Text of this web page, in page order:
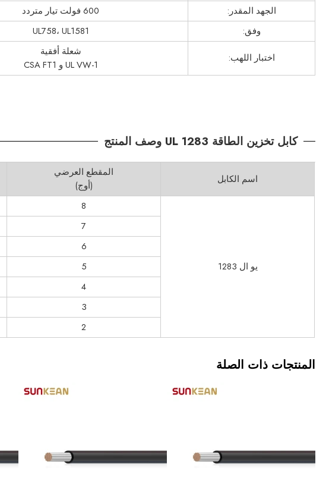
الجهد المقدر:
600 فولت تيار متردد
وفق:
UL758، UL1581
اختبار اللهب:
شعلة أفقية
UL VW-1 و CSA FT1
كابل تخزين الطاقة UL 1283 وصف المنتج
اسم الكابل
المقطع العرضي
(أوج)
يو ال 1283
8
7
6
5
4
3
2
المنتجات ذات الصلة